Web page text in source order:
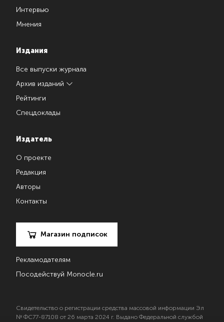
Интервью
Мнения
Издания
Все выпуски журнала
Архив изданий
Рейтинги
Спецдоклады
Издатель
О проекте
Редакция
Авторы
Контакты
Магазин подписок
Рекламодателям
Посодействуй Monocle.ru
Свидетельство о регистрации средства массовой информации Эл
№ ФС77-87108 от 26 марта 2024 г. Выдано Федеральной службой